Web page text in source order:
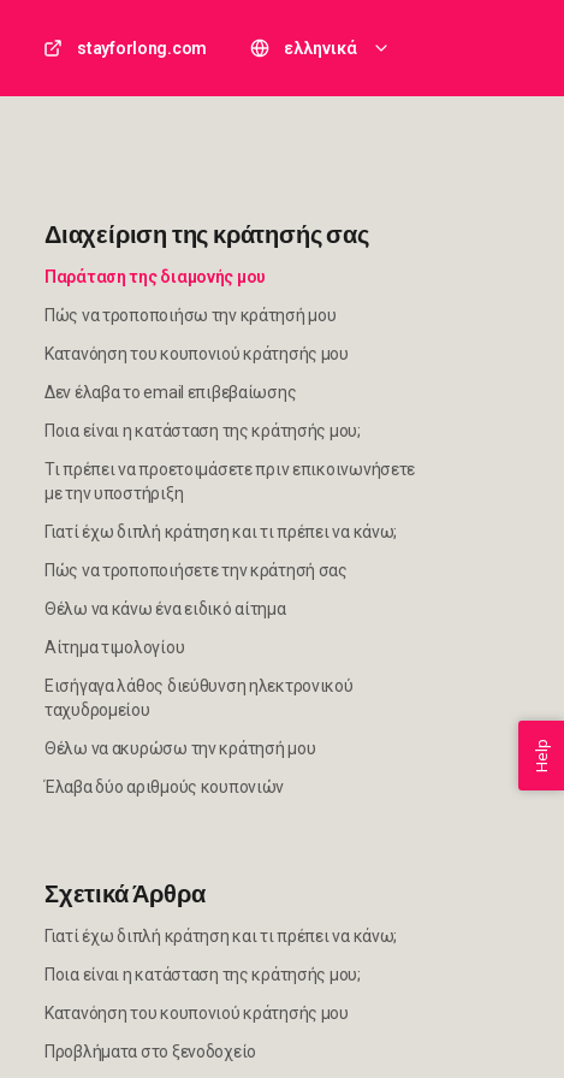
stayforlong.com ελληνικά
Διαχείριση της κράτησής σας
Παράταση της διαμονής μου
Πώς να τροποποιήσω την κράτησή μου
Κατανόηση του κουπονιού κράτησής μου
Δεν έλαβα το email επιβεβαίωσης
Ποια είναι η κατάσταση της κράτησής μου;
Τι πρέπει να προετοιμάσετε πριν επικοινωνήσετε
με την υποστήριξη
Γιατί έχω διπλή κράτηση και τι πρέπει να κάνω;
Πώς να τροποποιήσετε την κράτησή σας
Θέλω να κάνω ένα ειδικό αίτημα
Αίτημα τιμολογίου
Εισήγαγα λάθος διεύθυνση ηλεκτρονικού
ταχυδρομείου
Θέλω να ακυρώσω την κράτησή μου
Έλαβα δύο αριθμούς κουπονιών
Σχετικά Άρθρα
Γιατί έχω διπλή κράτηση και τι πρέπει να κάνω;
Ποια είναι η κατάσταση της κράτησής μου;
Κατανόηση του κουπονιού κράτησής μου
Προβλήματα στο ξενοδοχείο
Help